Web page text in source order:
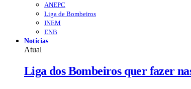
ANEPC
Liga de Bombeiros
INEM
ENB
Notícias
Atual
Liga dos Bombeiros quer fazer